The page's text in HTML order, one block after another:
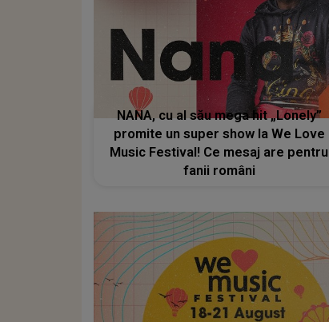
NANA, cu al său mega hit „Lonely”
promite un super show la We Love
Music Festival! Ce mesaj are pentru
fanii români